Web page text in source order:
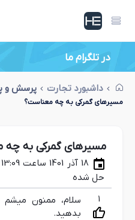
در تلگرام ما
داشبورد تجارت پرسش و
مسیرهای گمرکی به چه معناست؟
مسیرهای گمرکی به چه
18 آذر 1401 ساعت 13:09
حل شده
1
سلام، ممنون
بدهید.